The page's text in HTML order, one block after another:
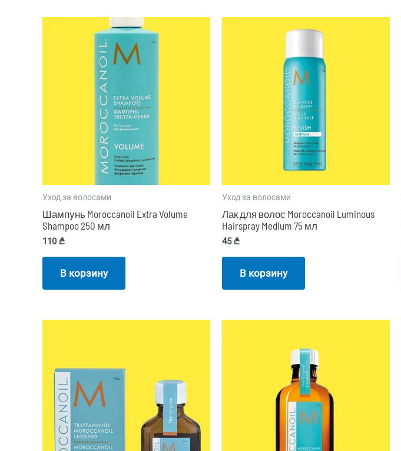
Уход за волосами
Шампунь Moroccanoil Extra Volume
Shampoo 250 мл
110₾
В корзину
Уход за волосами
Лак для волос Moroccanoil Luminous
Hairspray Medium 75 мл
45₾
В корзину